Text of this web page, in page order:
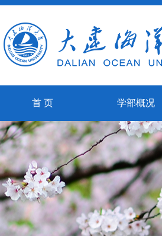
首 页 学部概况